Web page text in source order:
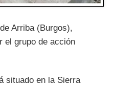
Arriba (Burgos),
el grupo de acción
situado en la Sierra